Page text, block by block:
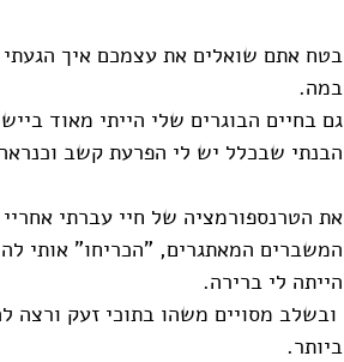
בטח אתם שואלים את עצמכם איך
במה.
גם בחיים הבוגרים שלי הייתי מאוד
הבנתי שבכלל יש לי הפרעת קשב
את הטרנספורמציה של חיי עברתי
המשברים המאתגרים, "הכריחו" אותי
הייתה לי ברירה.
ובשלב מסויים משהו בתוכי זעק ורצה
ביותר.